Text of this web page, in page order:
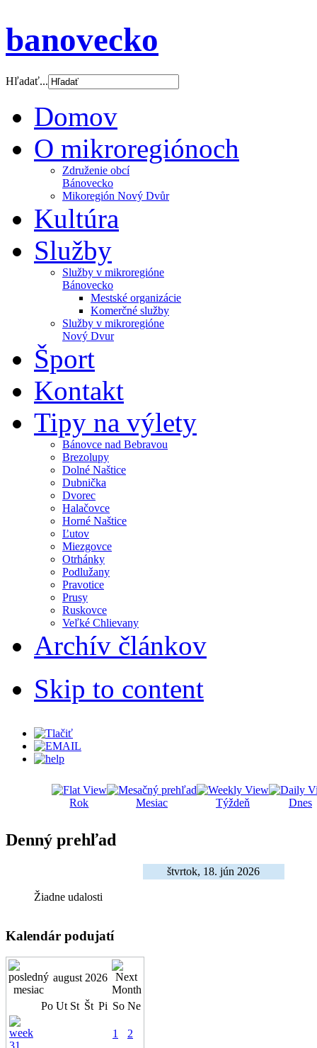
banovecko
Hľadať...
Domov
O mikroregiónoch
Združenie obcí
Bánovecko
Mikoregión Nový Dvůr
Kultúra
Služby
Služby v mikroregióne
Bánovecko
Mestské organizácie
Komerčné služby
Služby v mikroregióne
Nový Dvur
Šport
Kontakt
Tipy na výlety
Bánovce nad Bebravou
Brezolupy
Dolné Naštice
Dubnička
Dvorec
Halačovce
Horné Naštice
Ľutov
Miezgovce
Otrhánky
Podlužany
Pravotice
Prusy
Ruskovce
Veľké Chlievany
Archív článkov
Skip to content
Rok Mesiac Týždeň Dnes
Denný prehľad
štvrtok, 18. jún 2026
Žiadne udalosti
Kalendár podujatí
august 2026
Po Ut St Št Pi So Ne
1 2